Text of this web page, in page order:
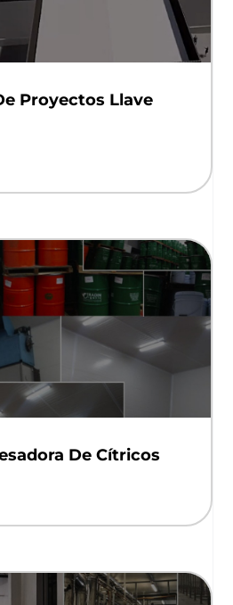
Proyectos Llave
De Cítricos